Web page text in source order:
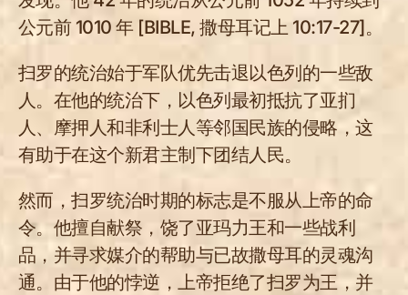
公元前 1010 年 [BIBLE, 撒母耳记上 10:17-27]。
扫罗的统治始于军队优先击退以色列的一些敌
人。在他的统治下，以色列最初抵抗了亚扪
人、摩押人和非利士人等邻国民族的侵略，这
有助于在这个新君主制下团结人民。
然而，扫罗统治时期的标志是不服从上帝的命
令。他擅自献祭，饶了亚玛力王和一些战利
品，并寻求媒介的帮助与已故撒母耳的灵魂沟
通。由于他的悖逆，上帝拒绝了扫罗为王，并